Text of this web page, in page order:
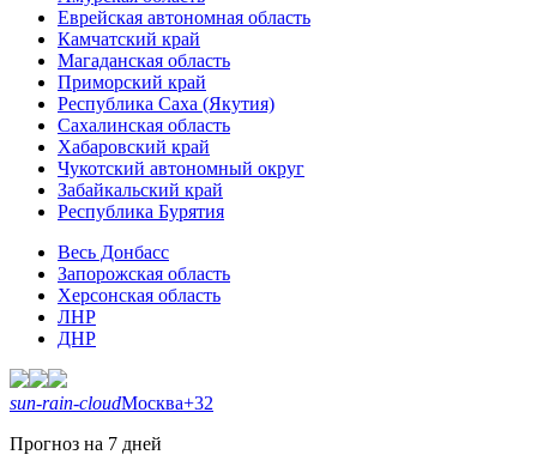
Еврейская автономная область
Камчатский край
Магаданская область
Приморский край
Республика Саха (Якутия)
Сахалинская область
Хабаровский край
Чукотский автономный округ
Забайкальский край
Республика Бурятия
Весь Донбасс
Запорожская область
Херсонская область
ЛНР
ДНР
sun-rain-cloudМосква+32
Прогноз на 7 дней